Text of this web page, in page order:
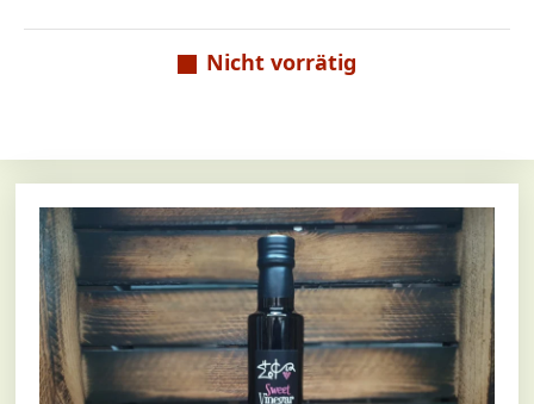
Nicht vorrätig